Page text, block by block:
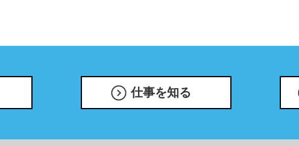
仕事を知る